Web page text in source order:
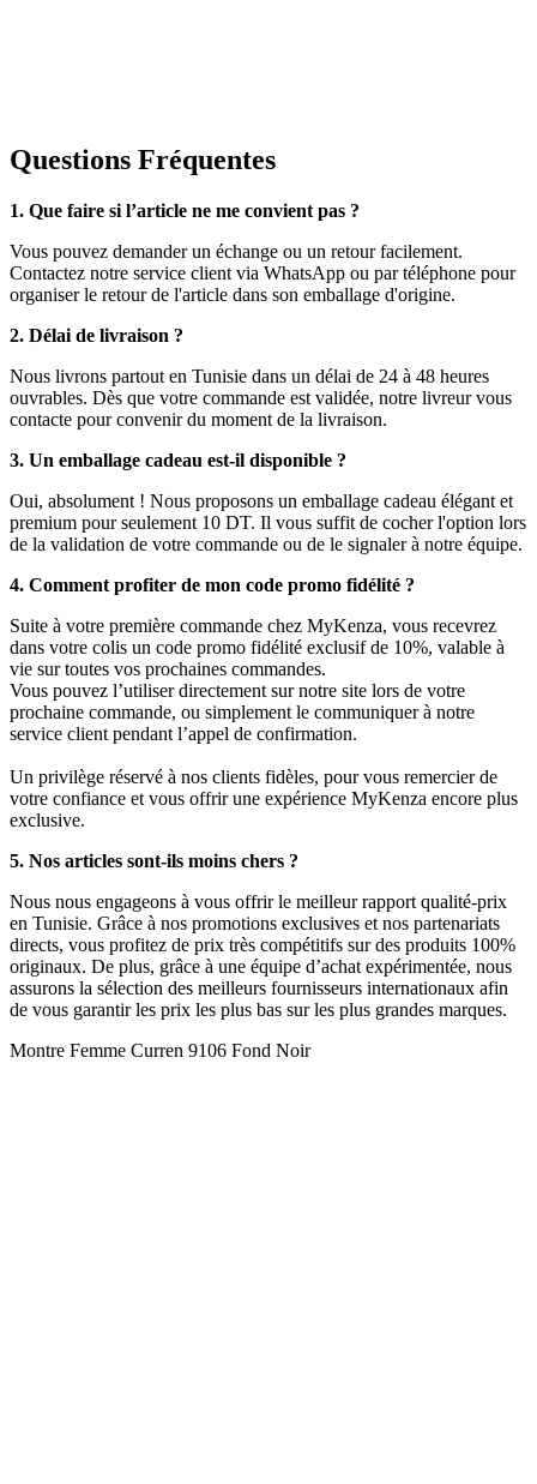
Questions Fréquentes
1. Que faire si l’article ne me convient pas ?
Vous pouvez demander un échange ou un retour facilement.
Contactez notre service client via WhatsApp ou par téléphone pour
organiser le retour de l'article dans son emballage d'origine.
2. Délai de livraison ?
Nous livrons partout en Tunisie dans un délai de 24 à 48 heures
ouvrables. Dès que votre commande est validée, notre livreur vous
contacte pour convenir du moment de la livraison.
3. Un emballage cadeau est-il disponible ?
Oui, absolument ! Nous proposons un emballage cadeau élégant et
premium pour seulement 10 DT. Il vous suffit de cocher l'option lors
de la validation de votre commande ou de le signaler à notre équipe.
4. Comment profiter de mon code promo fidélité ?
Suite à votre première commande chez MyKenza, vous recevrez
dans votre colis un code promo fidélité exclusif de 10%, valable à
vie sur toutes vos prochaines commandes.
Vous pouvez l’utiliser directement sur notre site lors de votre
prochaine commande, ou simplement le communiquer à notre
service client pendant l’appel de confirmation.
Un privilège réservé à nos clients fidèles, pour vous remercier de
votre confiance et vous offrir une expérience MyKenza encore plus
exclusive.
5. Nos articles sont-ils moins chers ?
Nous nous engageons à vous offrir le meilleur rapport qualité-prix
en Tunisie. Grâce à nos promotions exclusives et nos partenariats
directs, vous profitez de prix très compétitifs sur des produits 100%
originaux. De plus, grâce à une équipe d’achat expérimentée, nous
assurons la sélection des meilleurs fournisseurs internationaux afin
de vous garantir les prix les plus bas sur les plus grandes marques.
Montre Femme Curren 9106 Fond Noir